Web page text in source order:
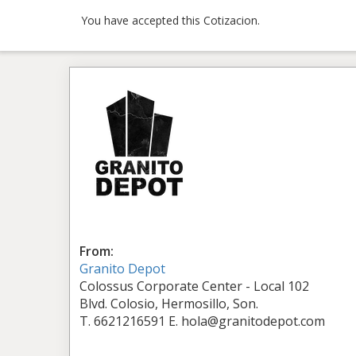
You have accepted this Cotizacion.
From:
Granito Depot
Colossus Corporate Center - Local 102
Blvd. Colosio, Hermosillo, Son.
T. 6621216591 E. hola@granitodepot.com